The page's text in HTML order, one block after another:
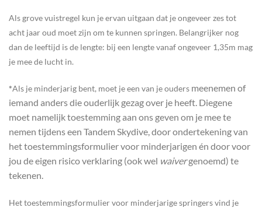
Als grove vuistregel kun je ervan uitgaan dat je ongeveer zes tot
acht jaar oud moet zijn om te kunnen springen. Belangrijker nog
dan de leeftijd is de lengte: bij een lengte vanaf ongeveer 1,35m mag
je mee de lucht in.
*Als je minderjarig bent, moet je een van je ouders meenemen of
iemand anders die ouderlijk gezag over je heeft. Diegene
moet namelijk toestemming aan ons geven om je mee te
nemen tijdens een Tandem Skydive, door ondertekening van
het toestemmingsformulier voor minderjarigen én door voor
jou de eigen risico verklaring (ook wel waivergenoemd) te
tekenen.
Het toestemmingsformulier voor minderjarige springers vind je